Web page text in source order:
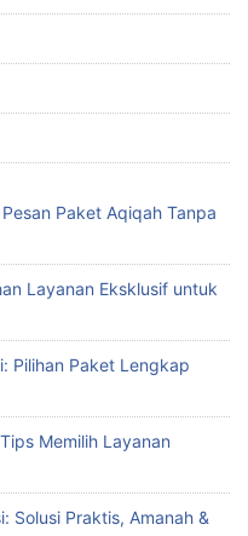
Paket Aqiqah Tanpa
Layanan Eksklusif untuk
Pilihan Paket Lengkap
Memilih Layanan
Solusi Praktis, Amanah &